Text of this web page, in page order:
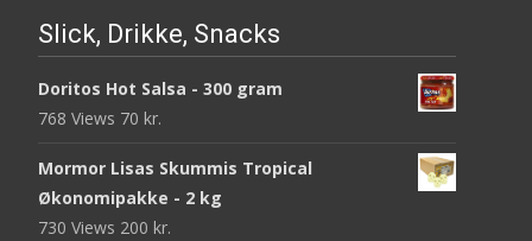
Slick, Drikke, Snacks
Doritos Hot Salsa - 300 gram
768 Views 70 kr.
Mormor Lisas Skummis Tropical
Økonomipakke - 2 kg
730 Views 200 kr.